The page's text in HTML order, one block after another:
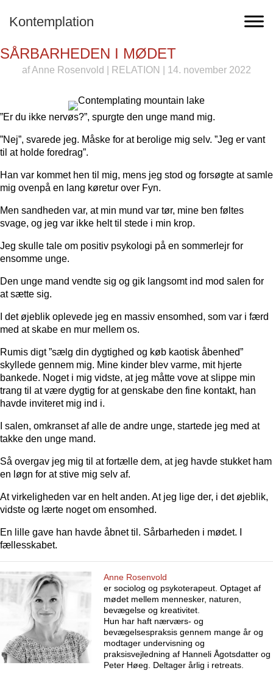
Kontemplation
SÅRBARHEDEN I MØDET
afAnne Rosenvold RELATION | 14. november 2022
”Er du ikke nervøs?”, spurgte den unge mand mig.
”Nej”, svarede jeg. Måske for at berolige mig selv. ”Jeg er vant
til at holde foredrag”.
Han var kommet hen til mig, mens jeg stod og forsøgte at samle
mig ovenpå en lang køretur over Fyn.
Men sandheden var, at min mund var tør, mine ben føltes
svage, og jeg var ikke helt til stede i min krop.
Jeg skulle tale om positiv psykologi på en sommerlejr for
ensomme unge.
Den unge mand vendte sig og gik langsomt ind mod salen for
at sætte sig.
I det øjeblik oplevede jeg en massiv ensomhed, som var i færd
med at skabe en mur mellem os.
Rumis digt ”sælg din dygtighed og køb kaotisk åbenhed”
skyllede gennem mig. Mine kinder blev varme, mit hjerte
bankede. Noget i mig vidste, at jeg måtte vove at slippe min
trang til at være dygtig for at genskabe den fine kontakt, han
havde inviteret mig ind i.
I salen, omkranset af alle de andre unge, startede jeg med at
takke den unge mand.
Så overgav jeg mig til at fortælle dem, at jeg havde stukket ham
en løgn for at stive mig selv af.
At virkeligheden var en helt anden. At jeg lige der, i det øjeblik,
vidste og lærte noget om ensomhed.
En lille gave han havde åbnet til. Sårbarheden i mødet. I
fællesskabet.
Anne Rosenvold
er sociolog og psykoterapeut. Optaget af
mødet mellem mennesker, naturen,
bevægelse og kreativitet.
Hun har haft nærværs- og
bevægelsespraksis gennem mange år og
modtager undervisning og
praksisvejledning af Hanneli Ågotsdatter og
Peter Høeg. Deltager årlig i retreats.